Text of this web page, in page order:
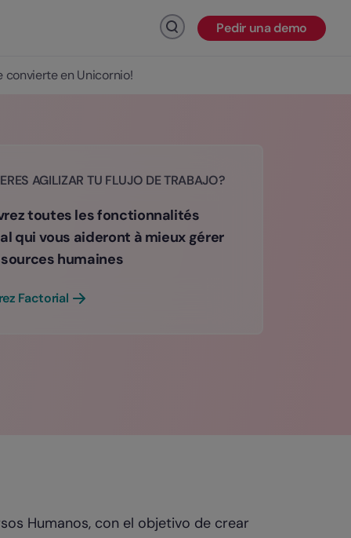
Haz click para buscar
Pedir una demo
convierte en Unicornio!
AGILIZAR TU FLUJO DE TRABAJO?
toutes les fonctionnalités
qui vous aideront à mieux gérer
humaines
Factorial
Humanos, con el objetivo de crear